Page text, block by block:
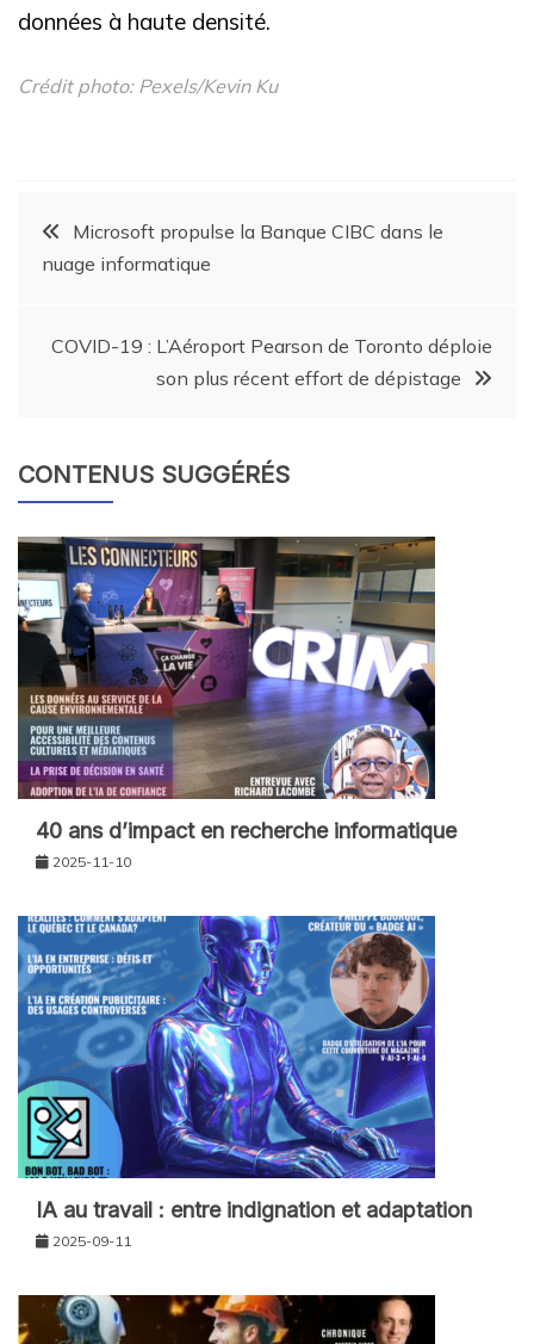
données à haute densité.
Crédit photo: Pexels/Kevin Ku
Microsoft propulse la Banque CIBC dans le
nuage informatique
COVID-19 : L’Aéroport Pearson de Toronto déploie
son plus récent effort de dépistage
CONTENUS SUGGÉRÉS
40 ans d’impact en recherche informatique
2025-11-10
IA au travail : entre indignation et adaptation
2025-09-11